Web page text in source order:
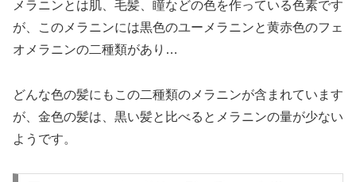
メラニンとは肌、毛髪、瞳などの色を作っている色素です
が、このメラニンには黒色のユーメラニンと黄赤色のフェ
オメラニンの二種類があり…
どんな色の髪にもこの二種類のメラニンが含まれています
が、金色の髪は、黒い髪と比べるとメラニンの量が少ない
ようです。